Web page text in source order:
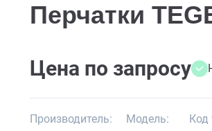
Перчатки
Цена по запросу
Производитель:
Модель:
Код